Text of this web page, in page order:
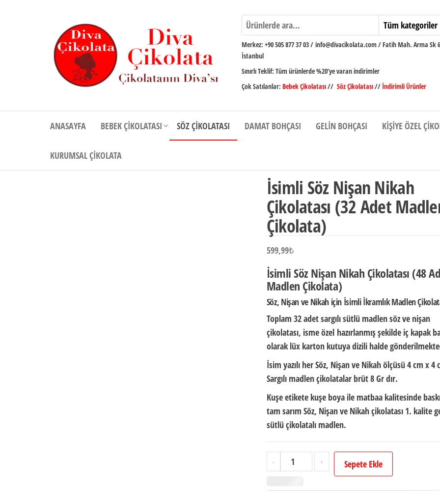
Çikolata
Merkez: +90 505 877 37 03/ info@divacikolata.com / Fatih Mah. Arma Sk
İstanbul
Sınırlı Teklif: Tüm ürünlerde %20’ye varan indirimler
Çok Satılanlar: Bebek Çikolatası// Söz Çikolatası// İndirimli Ürünler
ANASAYFA BEBEK ÇIKOLATASI SÖZ ÇIKOLATASI DAMAT BOHÇASI GELIN BOHÇASI KIŞIYE ÖZEL
KURUMSAL ÇIKOLATA
İsimli Söz Nişan Nikah
Çikolatası (32 Adet
Çikolata)
599,99₺
İsimli Söz Nişan Nikah Çikolatası (48
Madlen Çikolata)
Söz, Nişan ve Nikah için İsimli İkramlık Madlen
Toplam 32 adet sargılı sütlü madlen söz ve nişan
çikolatası, isme özel hazırlanmış şekilde iç kapak
olaraklüx karton kutuya dizili halde
İsim yazılı her Söz, Nişan ve Nikah ölçüsü4 cm x 4
Sargılı madlen çikolatalar brüt8 Grdır.
Kuşe etikete kuşe boya ile matbaa kalitesinde
tam sarım Söz, Nişan ve Nikah çikolatası 1. kalite
sütlü çikolatalı madlen.
-
İsimli
Söz
+ Sepete Ekle